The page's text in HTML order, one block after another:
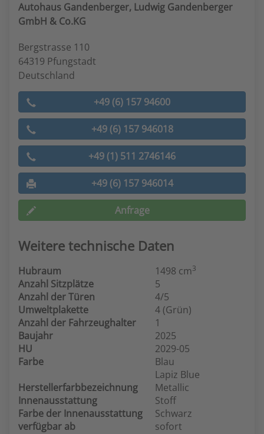
Autohaus Gandenberger, Ludwig Gandenberger
GmbH & Co.KG
Bergstrasse 110
64319 Pfungstadt
Deutschland
+49 (6) 157 94600
+49 (6) 157 946018
+49 (1) 511 2746146
+49 (6) 157 946014
Anfrage
Weitere technische Daten
Hubraum 1498 cm3
Anzahl Sitzplätze
5
Anzahl der Türen
4/5
Umweltplakette
4 (Grün)
Anzahl der Fahrzeughalter
1
Baujahr
2025
HU
2029-05
Farbe
Blau
Herstellerfarbbezeichnung
Lapiz Blue
Metallic
Innenausstattung
Stoff
Farbe der Innenausstattung
Schwarz
verfügbar ab
sofort